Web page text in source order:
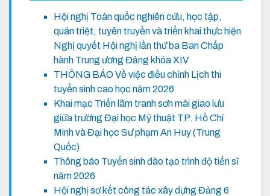
Hội nghị Toàn quốc nghiên cứu, học tập,
quán triệt, tuyên truyền và triển khai thực hiện
Nghị quyết Hội nghị lần thứ ba Ban Chấp
hành Trung ương Đảng khóa XIV
THÔNG BÁO Về việc điều chỉnh Lịch thi
tuyển sinh cao học năm 2026
Khai mạc Triển lãm tranh sơn mài giao lưu
giữa trường Đại học Mỹ thuật TP. Hồ Chí
Minh và Đại học Sư phạm An Huy (Trung
Quốc)
Thông báo Tuyển sinh đào tạo trình độ tiến sĩ
năm 2026
Hội nghị sơ kết công tác xây dựng Đảng 6